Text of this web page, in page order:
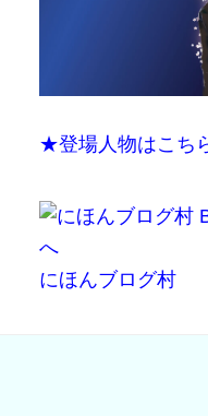
★登場人物はこち
にほんブログ村